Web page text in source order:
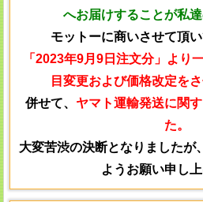
へお届けすることが私達
モットーに商いさせて頂い
「2023年9月9日注文分」より
目変更および価格改定を
併せて、 ヤマト運輸発送に関
た。
大変苦渋の決断となりましたが
ようお願い申し上